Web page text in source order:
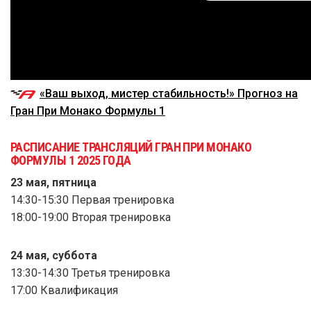
«Ваш выход, мистер стабильность!» Прогноз на
Гран При Монако Формулы 1
РАСПИСАНИЕ ТРАНСЛЯЦИЙ ГРАН ПРИ МОНАКО
ФОРМУЛЫ 1 2025 ГОДА
23 мая, пятница
14:30-15:30 Первая тренировка
18:00-19:00 Вторая тренировка
24 мая, суббота
13:30-14:30 Третья тренировка
17:00 Квалификация